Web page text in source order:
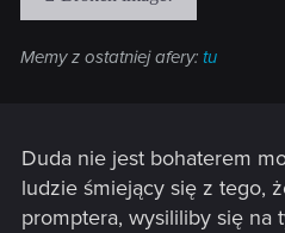
Memy z ostatniej afery: tu
Duda nie jest bohaterem
ludzie śmiejący się z tego,
promptera, wysililiby się na